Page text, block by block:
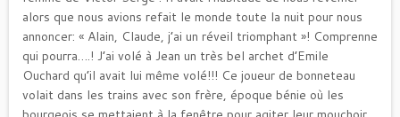
alors que nous avions refait le monde toute la nuit pour nous
annoncer: « Alain, Claude, j’ai un réveil triomphant »! Comprenne
qui pourra….! J’ai volé à Jean un très bel archet d’Emile
Ouchard qu’il avait lui même volé!!! Ce joueur de bonneteau
volait dans les trains avec son frère, époque bénie où les